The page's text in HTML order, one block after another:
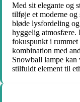
Med sit elegante og
tilføje et moderne
bløde lysfordeling
hyggelig atmosfære.
fokuspunkt i rummet
kombination med
Snowball lampe
stilfuldt element til